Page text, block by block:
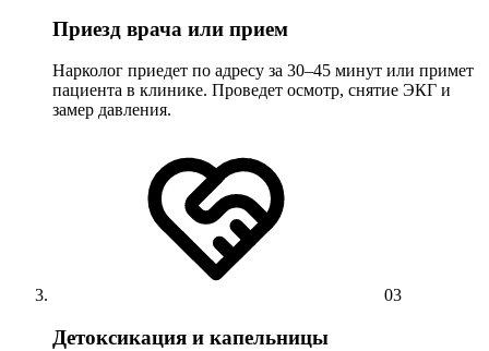
Приезд врача или прием
Нарколог приедет по адресу за 30–45 минут или примет
пациента в клинике. Проведет осмотр, снятие ЭКГ и
замер давления.
03
Детоксикация и капельницы